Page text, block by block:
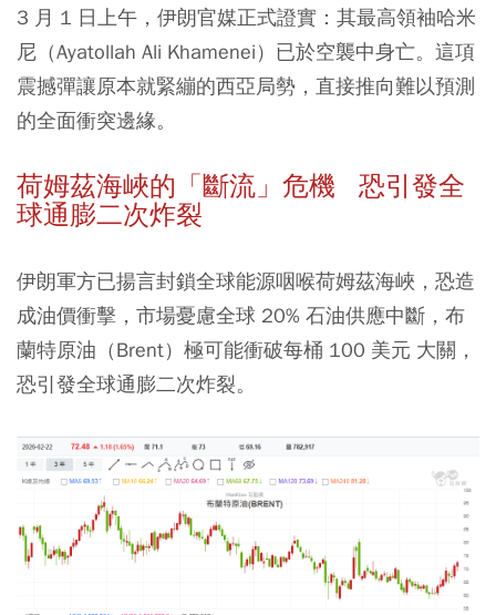
3 月 1 日上午，伊朗官媒正式證實：其最高領袖哈米
尼（Ayatollah Ali Khamenei）已於空襲中身亡。這項
震撼彈讓原本就緊繃的西亞局勢，直接推向難以預測
的全面衝突邊緣。
荷姆茲海峽的「斷流」危機 恐引發全
球通膨二次炸裂
伊朗軍方已揚言封鎖全球能源咽喉荷姆茲海峽，恐造
成油價衝擊，市場憂慮全球 20% 石油供應中斷，布
蘭特原油（Brent）極可能衝破每桶 100 美元 大關，
恐引發全球通膨二次炸裂。